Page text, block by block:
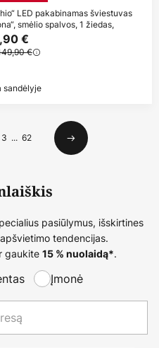
LED pakabinamas šviestuvas
smėlio spalvos, 1 žiedas,
€
€
sandėlyje
3 ... 62
Kitas
pasiūlymus, išskirtines
tendencijas.
gaukite 15 % nuolaidą*.
Įmonė